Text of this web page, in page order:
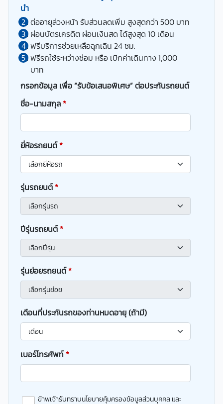
นำ
ต่ออายุล่วงหน้า รับส่วนลดเพิ่ม สูงสุดกว่า 500 บาท
ผ่อนบัตรเครดิต ผ่อนเงินสด ได้สูงสุด 10 เดือน
ฟรีบริการช่วยเหลือฉุกเฉิน 24 ชม.
ฟรีรถใช้ระหว่างซ่อม หรือ เบิกค่าเดินทาง 1,000
บาท
กรอกข้อมูล เพื่อ “รับข้อเสนอพิเศษ” ต่อประกันรถยนต์
ชื่อ-นามสกุล*
ยี่ห้อรถยนต์*
รุ่นรถยนต์*
ปีรุ่นรถยนต์*
รุ่นย่อยรถยนต์*
เดือนที่ประกันรถของท่านหมดอายุ (ถ้ามี)
เบอร์โทรศัพท์*
ข้าพเจ้ารับทราบนโยบายคุ้มครองข้อมูลส่วนบุคคล และ